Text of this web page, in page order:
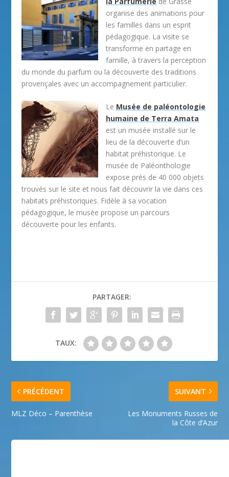
organise des animations pour
les familles dans un esprit
pédagogique. La visite se
transforme en partage en
famille, à travers la perception
du monde du parfum ou la découverte des traditions
provençales avec un accompagnement particulier.
Le Musée de paléontologie
humaine de Terra Amata
est un musée installé sur le
lieu de la découverte d’un
habitat préhistorique. Le
musée de Paléonthologie
expose près de 40 000 objets
trouvés sur le site et nous fait découvrir la vie dans ces
habitats préhistoriques. Fidèle à sa vocation
pédagogique, le musée propose un parcours
découverte pour les enfants.
PARTAGER:
TAUX:
PRÉCÉDENT
MLZ Déco – Parenthèse
SUIVANT
Les Monuments Russes de
la Côte d’Azur